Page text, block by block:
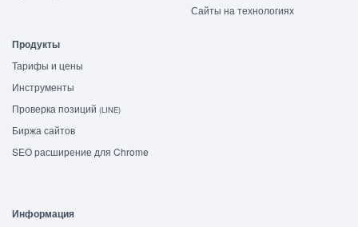
Сайты на технологиях
Продукты
Тарифы и цены
Инструменты
Проверка позиций (LINE)
Биржа сайтов
SEO расширение для Chrome
Информация